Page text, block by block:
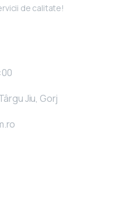
de calitate!
Jiu, Gorj